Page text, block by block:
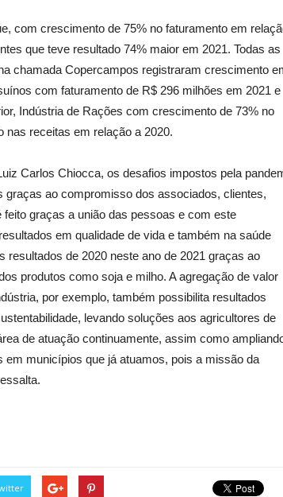
com crescimento de 75% no faturamento em
que teve resultado 74% maior em 2021. Todas as
chamada Copercampos registraram crescimento
com faturamento de R$ 296 milhões em 2021 e
Indústria de Rações com crescimento de 73% no
nas receitas em relação a 2020.
Carlos Chiocca, os desafios impostos pela
ao compromisso dos associados, clientes,
graças a união das pessoas e com este
em qualidade de vida e também na saúde
de 2020 neste ano de 2021 graças ao
produtos como soja e milho. A agregação de valor
por exemplo, também possibilita resultados
levando soluções aos agricultores de
de atuação continuamente, assim como
municípios que já atuamos, pois a missão da